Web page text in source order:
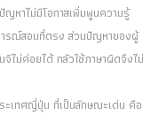
หาไม่มีโอกาสเพิ่มพูนความรู้
ารณ์สอนที่ตรง ส่วนปัญหาของผู้
ไม่ค่อยได้ กลัวใช้ภาษาผิดจึงไม่
ะเทศญี่ปุ่น ที่เป็นลักษณะเด่น คือ